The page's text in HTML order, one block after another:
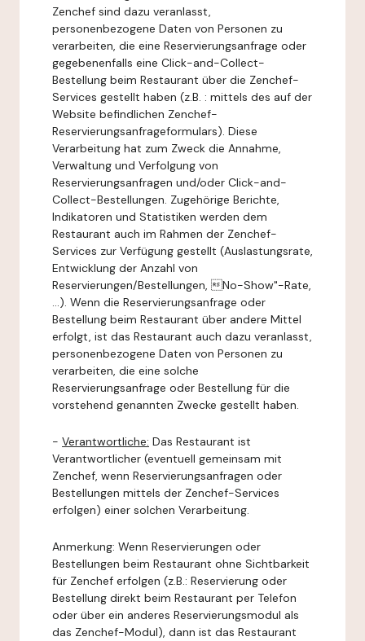
Zenchef sind dazu veranlasst,
personenbezogene Daten von Personen zu
verarbeiten, die eine Reservierungsanfrage oder
gegebenenfalls eine Click-and-Collect-
Bestellung beim Restaurant über die Zenchef-
Services gestellt haben (z.B. : mittels des auf der
Website befindlichen Zenchef-
Reservierungsanfrageformulars). Diese
Verarbeitung hat zum Zweck die Annahme,
Verwaltung und Verfolgung von
Reservierungsanfragen und/oder Click-and-
Collect-Bestellungen. Zugehörige Berichte,
Indikatoren und Statistiken werden dem
Restaurant auch im Rahmen der Zenchef-
Services zur Verfügung gestellt (Auslastungsrate,
Entwicklung der Anzahl von
Reservierungen/Bestellungen, No-Show"-Rate,
...). Wenn die Reservierungsanfrage oder
Bestellung beim Restaurant über andere Mittel
erfolgt, ist das Restaurant auch dazu veranlasst,
personenbezogene Daten von Personen zu
verarbeiten, die eine solche
Reservierungsanfrage oder Bestellung für die
vorstehend genannten Zwecke gestellt haben.
- Verantwortliche: Das Restaurant ist
Verantwortlicher (eventuell gemeinsam mit
Zenchef, wenn Reservierungsanfragen oder
Bestellungen mittels der Zenchef-Services
erfolgen) einer solchen Verarbeitung.
Anmerkung: Wenn Reservierungen oder
Bestellungen beim Restaurant ohne Sichtbarkeit
für Zenchef erfolgen (z.B.: Reservierung oder
Bestellung direkt beim Restaurant per Telefon
oder über ein anderes Reservierungsmodul als
das Zenchef-Modul), dann ist das Restaurant